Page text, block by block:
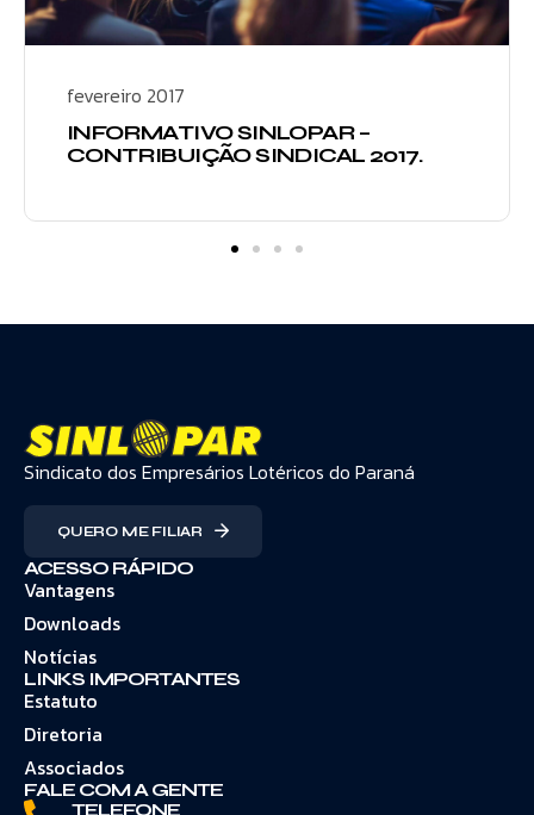
fevereiro 2017
INFORMATIVO SINLOPAR –
CONTRIBUIÇÃO SINDICAL 2017.
Sindicato dos Empresários Lotéricos do Paraná
QUERO ME FILIAR
ACESSO RÁPIDO
Vantagens
Downloads
Notícias
LINKS IMPORTANTES
Estatuto
Diretoria
Associados
FALE COM A GENTE
TELEFONE